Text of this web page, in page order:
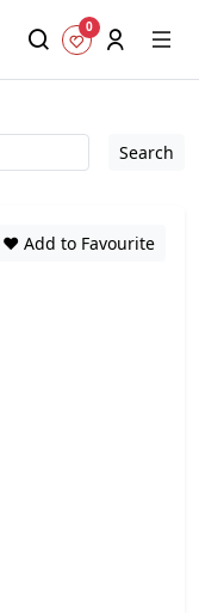
0
Search
❤️ Add to Favourite